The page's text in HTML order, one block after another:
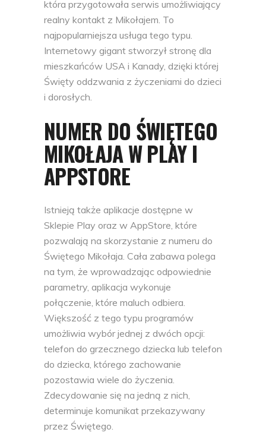
która przygotowała serwis umożliwiający
realny kontakt z Mikołajem. To
najpopularniejsza usługa tego typu.
Internetowy gigant stworzył stronę dla
mieszkańców USA i Kanady, dzięki której
Święty oddzwania z życzeniami do dzieci
i dorosłych.
NUMER DO ŚWIĘTEGO
MIKOŁAJA W PLAY I
APPSTORE
Istnieją także aplikacje dostępne w
Sklepie Play oraz w AppStore, które
pozwalają na skorzystanie z numeru do
Świętego Mikołaja. Cała zabawa polega
na tym, że wprowadzając odpowiednie
parametry, aplikacja wykonuje
połączenie, które maluch odbiera.
Większość z tego typu programów
umożliwia wybór jednej z dwóch opcji:
telefon do grzecznego dziecka lub telefon
do dziecka, którego zachowanie
pozostawia wiele do życzenia.
Zdecydowanie się na jedną z nich,
determinuje komunikat przekazywany
przez Świętego.